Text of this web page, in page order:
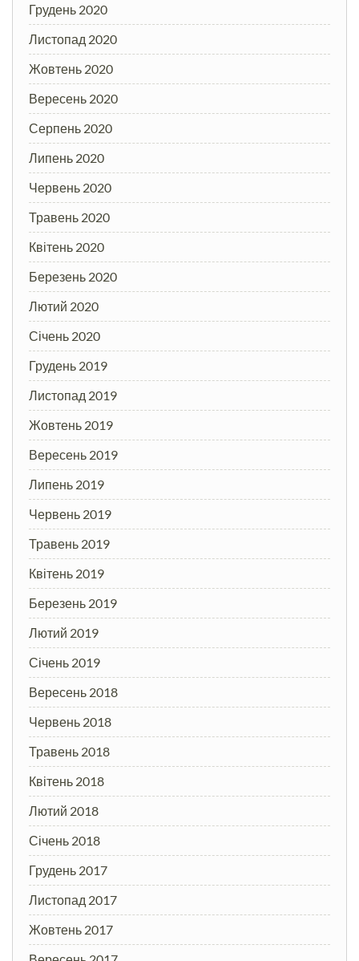
Грудень 2020
Листопад 2020
Жовтень 2020
Вересень 2020
Серпень 2020
Липень 2020
Червень 2020
Травень 2020
Квітень 2020
Березень 2020
Лютий 2020
Січень 2020
Грудень 2019
Листопад 2019
Жовтень 2019
Вересень 2019
Липень 2019
Червень 2019
Травень 2019
Квітень 2019
Березень 2019
Лютий 2019
Січень 2019
Вересень 2018
Червень 2018
Травень 2018
Квітень 2018
Лютий 2018
Січень 2018
Грудень 2017
Листопад 2017
Жовтень 2017